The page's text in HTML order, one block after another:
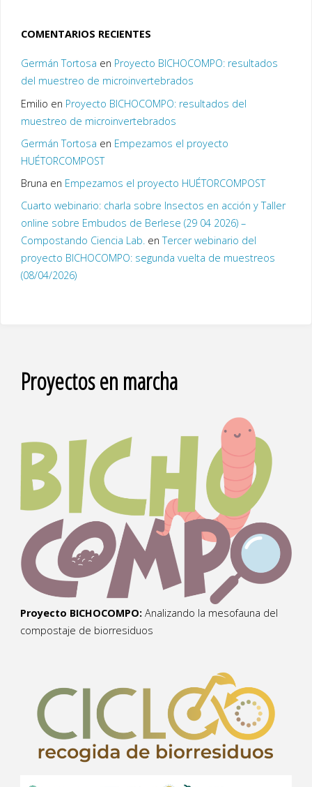
COMENTARIOS RECIENTES
Germán Tortosa en Proyecto BICHOCOMPO: resultados
del muestreo de microinvertebrados
Emilio en Proyecto BICHOCOMPO: resultados del
muestreo de microinvertebrados
Germán Tortosa en Empezamos el proyecto
HUÉTORCOMPOST
Bruna en Empezamos el proyecto HUÉTORCOMPOST
Cuarto webinario: charla sobre Insectos en acción y Taller
online sobre Embudos de Berlese (29 04 2026) –
Compostando Ciencia Lab.enTercer webinario del
proyecto BICHOCOMPO: segunda vuelta de muestreos
(08/04/2026)
Proyectos en marcha
Proyecto BICHOCOMPO: Analizando la mesofauna del
compostaje de biorresiduos